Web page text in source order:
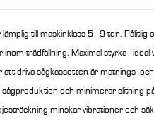
till maskinklass 5 - 9 ton. Pålitlig
trädfällning. Maximal styrka -
att driva sågkassetten är matnings-
och minimerar slitning
minskar vibrationer och